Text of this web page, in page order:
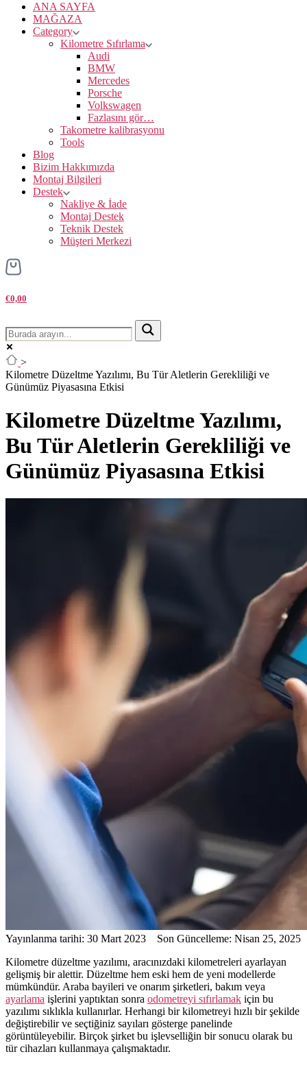
ANA SAYFA
MAĞAZA
Category
Kilometre Sıfırlama
Audi
BMW
Mercedes
Porsche
Volkswagen
Fazlasını gör…
Takometre kalibrasyonu
Tools
Blog
Bizim Hakkımızda
Montaj Bilgileri
Destek
Nakliye & İade
Montaj Destek
Teknik Destek
Müşteri Merkezi
€0,00
>
Kilometre Düzeltme Yazılımı, Bu Tür Aletlerin Gerekliliği ve
Günümüz Piyasasına Etkisi
Kilometre Düzeltme Yazılımı,
Bu Tür Aletlerin Gerekliliği ve
Günümüz Piyasasına Etkisi
Yayınlanma tarihi: 30 Mart 2023 Son Güncelleme: Nisan 25, 2025
Kilometre düzeltme yazılımı, aracınızdaki kilometreleri ayarlayan
gelişmiş bir alettir. Düzeltme hem eski hem de yeni modellerde
mümkündür. Araba bayileri ve onarım şirketleri, bakım veya
ayarlama işlerini yaptıktan sonra odometreyi sıfırlamak için bu
yazılımı sıklıkla kullanırlar. Herhangi bir kilometreyi hızlı bir şekilde
değiştirebilir ve seçtiğiniz sayıları gösterge panelinde
görüntüleyebilir. Birçok şirket bu işlevselliğin bir sonucu olarak bu
tür cihazları kullanmaya çalışmaktadır.